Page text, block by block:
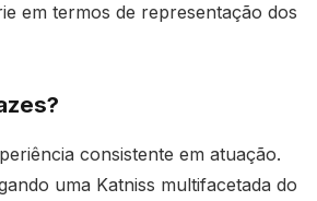
em termos de representação dos
consistente em atuação.
uma Katniss multifacetada do